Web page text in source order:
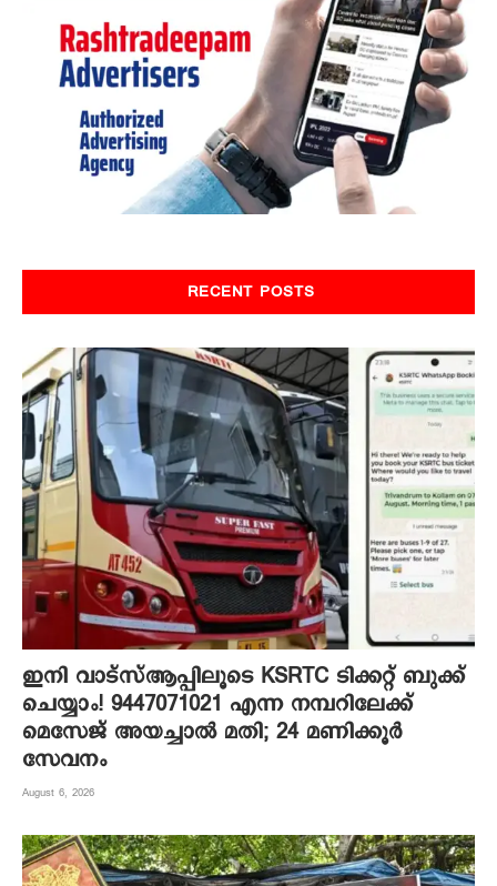
RECENT POSTS
ഇനി വാട്‌സ്ആപ്പിലൂടെ KSRTC ടിക്കറ്റ് ബുക്ക്
ചെയ്യാം! 9447071021 എന്ന നമ്പറിലേക്ക്
മെസേജ് അയച്ചാൽ മതി; 24 മണിക്കൂർ
സേവനം
August 6, 2026